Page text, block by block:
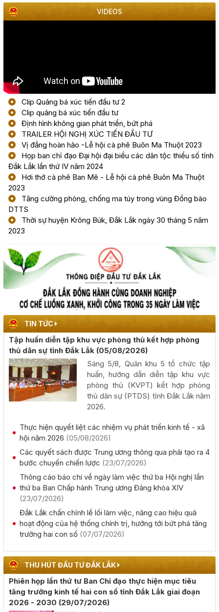
xuất khẩu và chế biến lâm sản - Thành Châu Đắk Lắk
(27/07/2026, 00:00)
Tập huấn diễn tập khu vực phòng thủ kết hợp phòng
thủ dân sự tỉnh Đắk Lắk
(05/08/2026, 00:00)
Thực hiện quyết liệt các nhiệm vụ phát triển kinh tế - xã
hội năm 2026
(05/08/2026, 00:00)
Phấn đấu khai thác đồng bộ toàn tuyến cao tốc Khánh
Hòa - Buôn Ma Thuột trong năm 2026
(05/08/2026, 00:00)
Công khai kết quả giải ngân vốn đầu tư công đến hết
tháng 7 năm 2026
(04/08/2026, 00:00)
Chủ tịch UBND tỉnh Đỗ Hữu Huy: Quyết liệt đẩy nhanh
tiến độ giải ngân đầu tư công theo nguyên tắc "6 rõ
(04/08/2026, 00:00)
Rà soát công tác chuẩn bị diễn tập khu vực phòng thủ
kết hợp diễn tập phòng thủ dân sự tỉnh năm 2026
(02/08/2026, 00:00)
Khai mạc Hội nghị Ngoại giao lần thứ 33
Giới thiệu thông tin về 17 khu đất đấu giá quyền sử dụng
đất trên địa bàn tỉnh Đắk Lắk
(28/07/2026, 00:00)
Thông báo về việc tiếp nhận hồ sơ đề nghị chấp thuận
chủ trương đầu tư dự án: Nhà máy sản xuất viên nén gỗ
xuất khẩu và chế biến lâm sản - Thành Châu Đắk Lắk
(27/07/2026, 00:00)
hội Sầu riêng năm 2026
(06/08/2026, 00:00)
Tập huấn diễn tập khu vực phòng thủ kết hợp phòng
thủ dân sự tỉnh Đắk Lắk
VIDEOS
Clip Quảng bá xúc tiến đầu tư 2
Clip quảng bá xúc tiến đầu tư
Định hình không gian phát triển, bứt phá
TRAILER HỘI NGHỊ XÚC TIẾN ĐẦU TƯ
Vị đắng hoàn hảo -Lễ hội cà phê Buôn Ma Thuột 2023
Họp ban chỉ đạo Đại hội đại biểu các dân tộc thiểu số tỉnh
Đắk Lắk lần thứ IV năm 2024
Hơi thở cà phê Ban Mê - Lễ hội cà phê Buôn Ma Thuột
2023
Tăng cường phòng, chống ma túy trong vùng Đồng bào
DTTS
Thời sự huyện Krông Búk, Đắk Lắk ngày 30 tháng 5 năm
2023
TIN TỨC
Tập huấn diễn tập khu vực phòng thủ kết hợp phòng
thủ dân sự tỉnh Đắk Lắk (05/08/2026)
Sáng 5/8, Quân khu 5 tổ chức tập
huấn, hướng dẫn diễn tập khu vực
phòng thủ (KVPT) kết hợp phòng
thủ dân sự (PTDS) tỉnh Đắk Lắk năm
2026.
Thực hiện quyết liệt các nhiệm vụ phát triển kinh tế - xã
hội năm 2026 (05/08/2026)
Các quyết sách được Trung ương thông qua phải tạo ra 4
bước chuyển chiến lược (23/07/2026)
Thông cáo báo chí về ngày làm việc thứ ba Hội nghị lần
thứ ba Ban Chấp hành Trung ương Đảng khóa XIV
(23/07/2026)
Đắk Lắk chấn chỉnh lề lối làm việc, nâng cao hiệu quả
hoạt động của hệ thống chính trị, hướng tới bứt phá tăng
trưởng hai con số (07/07/2026)
THU HÚT ĐẦU TƯ ĐẮK LẮK
Phiên họp lần thứ tư Ban Chỉ đạo thực hiện mục tiêu
tăng trưởng kinh tế hai con số tỉnh Đắk Lắk giai đoạn
2026 - 2030 (29/07/2026)